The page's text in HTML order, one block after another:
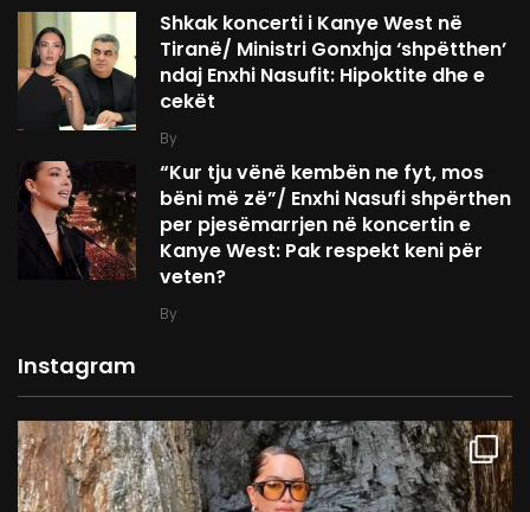
Shkak koncerti i Kanye West në
Tiranë/ Ministri Gonxhja ‘shpëtthen’
ndaj Enxhi Nasufit: Hipoktite dhe e
cekët
By
“Kur tju vënë kembën ne fyt, mos
bëni më zë”/ Enxhi Nasufi shpërthen
per pjesëmarrjen në koncertin e
Kanye West: Pak respekt keni për
veten?
By
Instagram